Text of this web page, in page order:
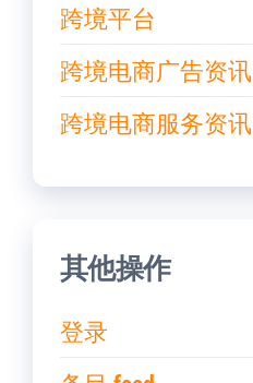
跨境平台
跨境电商广告资讯
跨境电商服务资讯
其他操作
登录